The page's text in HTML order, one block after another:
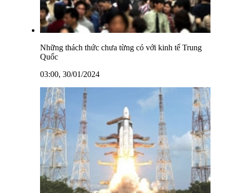
Những thách thức chưa từng có với kinh tế Trung
Quốc
03:00, 30/01/2024